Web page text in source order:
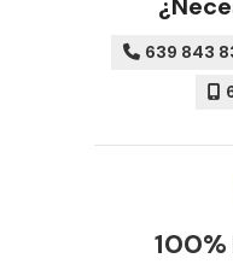
639 843
100%